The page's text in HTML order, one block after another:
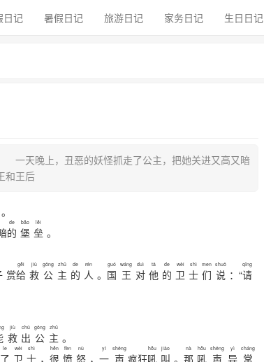
日记 暑假日记 旅游日记 家务日记 生日日记
晚上，丑恶的妖怪抓走了公主，把她关进又高又暗
王后
。
的
de
堡
bǎo
垒
lěi
。
赏给
gěi
救
jiù
公
gōng
主
zhǔ
的
de
人
rén
。 国
guó
王
wáng
对
duì
他
tā
的
de
卫
wèi
士
shì
们
men
说
shuō
：“请
qǐng
救
jiù
出
chū
公
gōng
主
zhǔ
。
了
le
卫
wèi
士
shì
， 很
hěn
愤
fèn
怒
nù
， 一
yī
声
shēng
疯狂吼
hǒu
叫
jiào
。 那
nà
吼
hǒu
声
shēng
异
yì
常
cháng